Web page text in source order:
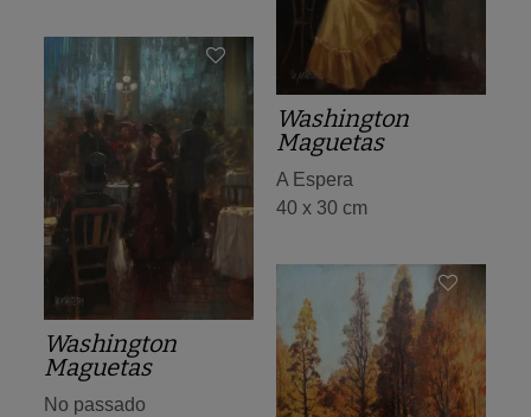
Washington
Maguetas
A Espera
40 x 30 cm
Washington
Maguetas
No passado